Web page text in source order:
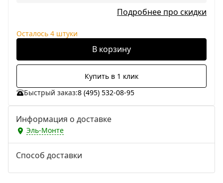
Подробнее про скидки
Осталось 4 штуки
В корзину
Купить в 1 клик
Быстрый заказ:8 (495) 532-08-95
Информация о доставке
Эль-Монте
Способ доставки